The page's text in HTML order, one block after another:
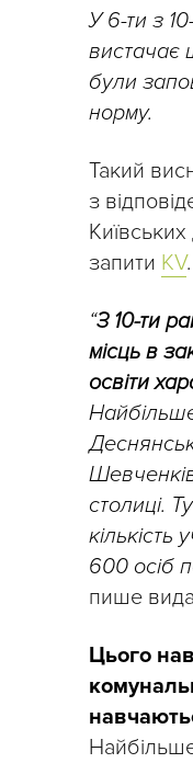
У 6-ти з
вистачає
були
норму.
Такий
з
Київських
запити KV.
“З 10-ти
місць в
освіти
столиці.
600 осіб
пише
Цього